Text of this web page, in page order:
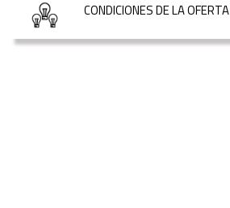
CONDICIONES DE LA OFERTA